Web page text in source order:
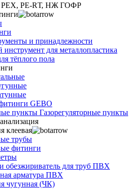
РЕХ, РЕ-RТ, НЖ ГОФР
и принадлежности
для металлопластика
тёплого пола
GEBO
Газорегуляторные пункты
клеевая
трубы
фитинги
обезжириватель для труб ПВХ
арматура ПВХ
чугунная (ЧК)